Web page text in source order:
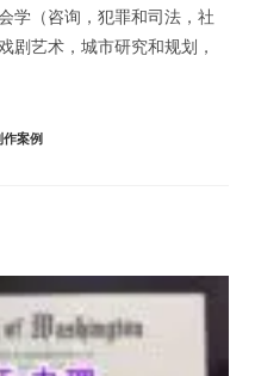
学（咨询，犯罪和司法，社
剧艺术，城市研究和规划，
作案例